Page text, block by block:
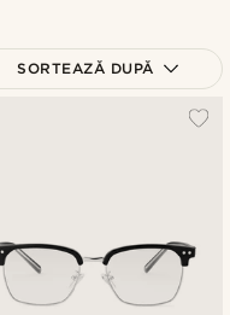
SORTEAZĂ DUPĂ